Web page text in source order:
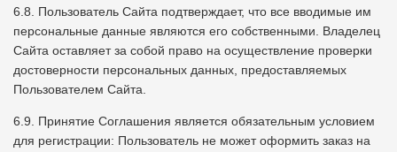
6.8. Пользователь Cайта подтверждает, что все вводимые им
персональные данные являются его собственными. Владелец
Сайта оставляет за собой право на осуществление проверки
достоверности персональных данных, предоставляемых
Пользователем Сайта.
6.9. Принятие Соглашения является обязательным условием
для регистрации: Пользователь не может оформить заказ на